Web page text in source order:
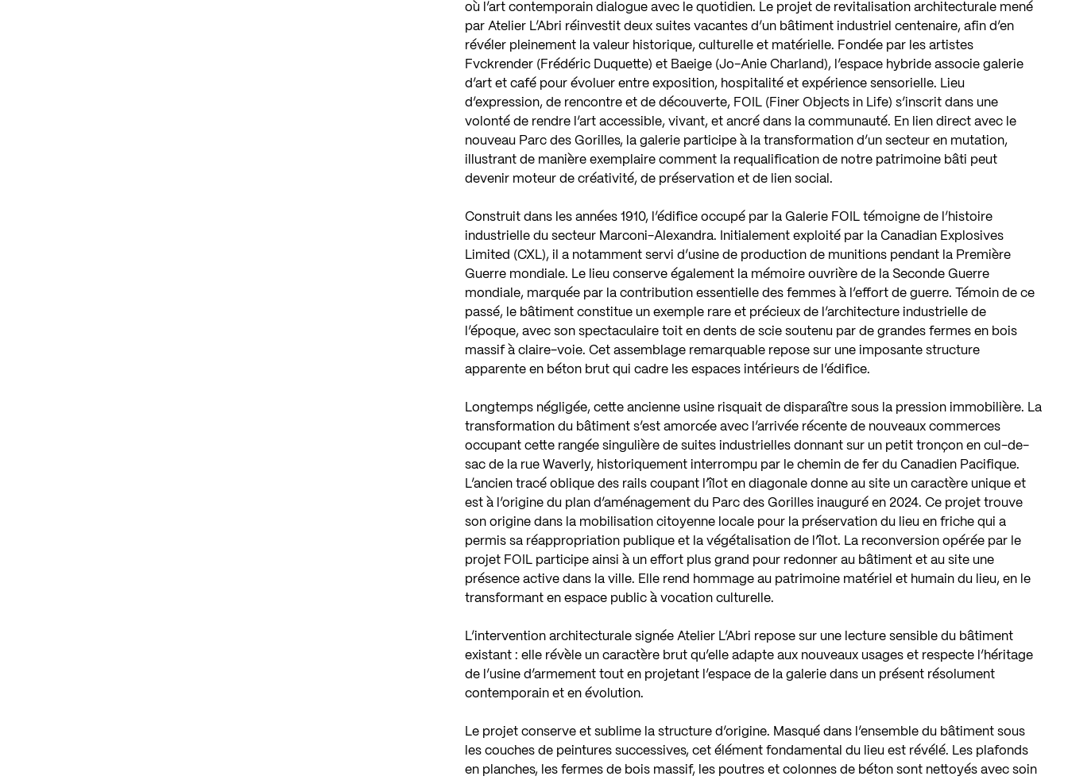
où l’art contemporain dialogue avec le quotidien. Le projet de revitalisation architecturale mené
par Atelier L’Abri réinvestit deux suites vacantes d’un bâtiment industriel centenaire, afin d’en
révéler pleinement la valeur historique, culturelle et matérielle. Fondée par les artistes
Fvckrender (Frédéric Duquette) et Baeige (Jo-Anie Charland), l’espace hybride associe galerie
d’art et café pour évoluer entre exposition, hospitalité et expérience sensorielle. Lieu
d’expression, de rencontre et de découverte, FOIL (Finer Objects in Life) s’inscrit dans une
volonté de rendre l’art accessible, vivant, et ancré dans la communauté. En lien direct avec le
nouveau Parc des Gorilles, la galerie participe à la transformation d’un secteur en mutation,
illustrant de manière exemplaire comment la requalification de notre patrimoine bâti peut
devenir moteur de créativité, de préservation et de lien social.
Construit dans les années 1910, l’édifice occupé par la Galerie FOIL témoigne de l’histoire
industrielle du secteur Marconi-Alexandra. Initialement exploité par la Canadian Explosives
Limited (CXL), il a notamment servi d’usine de production de munitions pendant la Première
Guerre mondiale. Le lieu conserve également la mémoire ouvrière de la Seconde Guerre
mondiale, marquée par la contribution essentielle des femmes à l’effort de guerre. Témoin de ce
passé, le bâtiment constitue un exemple rare et précieux de l’architecture industrielle de
l’époque, avec son spectaculaire toit en dents de scie soutenu par de grandes fermes en bois
massif à claire-voie. Cet assemblage remarquable repose sur une imposante structure
apparente en béton brut qui cadre les espaces intérieurs de l’édifice.
Longtemps négligée, cette ancienne usine risquait de disparaître sous la pression immobilière. La
transformation du bâtiment s’est amorcée avec l’arrivée récente de nouveaux commerces
occupant cette rangée singulière de suites industrielles donnant sur un petit tronçon en cul-de-
sac de la rue Waverly, historiquement interrompu par le chemin de fer du Canadien Pacifique.
L’ancien tracé oblique des rails coupant l’îlot en diagonale donne au site un caractère unique et
est à l’origine du plan d’aménagement du Parc des Gorilles inauguré en 2024. Ce projet trouve
son origine dans la mobilisation citoyenne locale pour la préservation du lieu en friche qui a
permis sa réappropriation publique et la végétalisation de l’îlot. La reconversion opérée par le
projet FOIL participe ainsi à un effort plus grand pour redonner au bâtiment et au site une
présence active dans la ville. Elle rend hommage au patrimoine matériel et humain du lieu, en le
transformant en espace public à vocation culturelle.
L’intervention architecturale signée Atelier L’Abri repose sur une lecture sensible du bâtiment
existant : elle révèle un caractère brut qu’elle adapte aux nouveaux usages et respecte l’héritage
de l’usine d’armement tout en projetant l’espace de la galerie dans un présent résolument
contemporain et en évolution.
Le projet conserve et sublime la structure d’origine. Masqué dans l’ensemble du bâtiment sous
les couches de peintures successives, cet élément fondamental du lieu est révélé. Les plafonds
en planches, les fermes de bois massif, les poutres et colonnes de béton sont nettoyés avec soin